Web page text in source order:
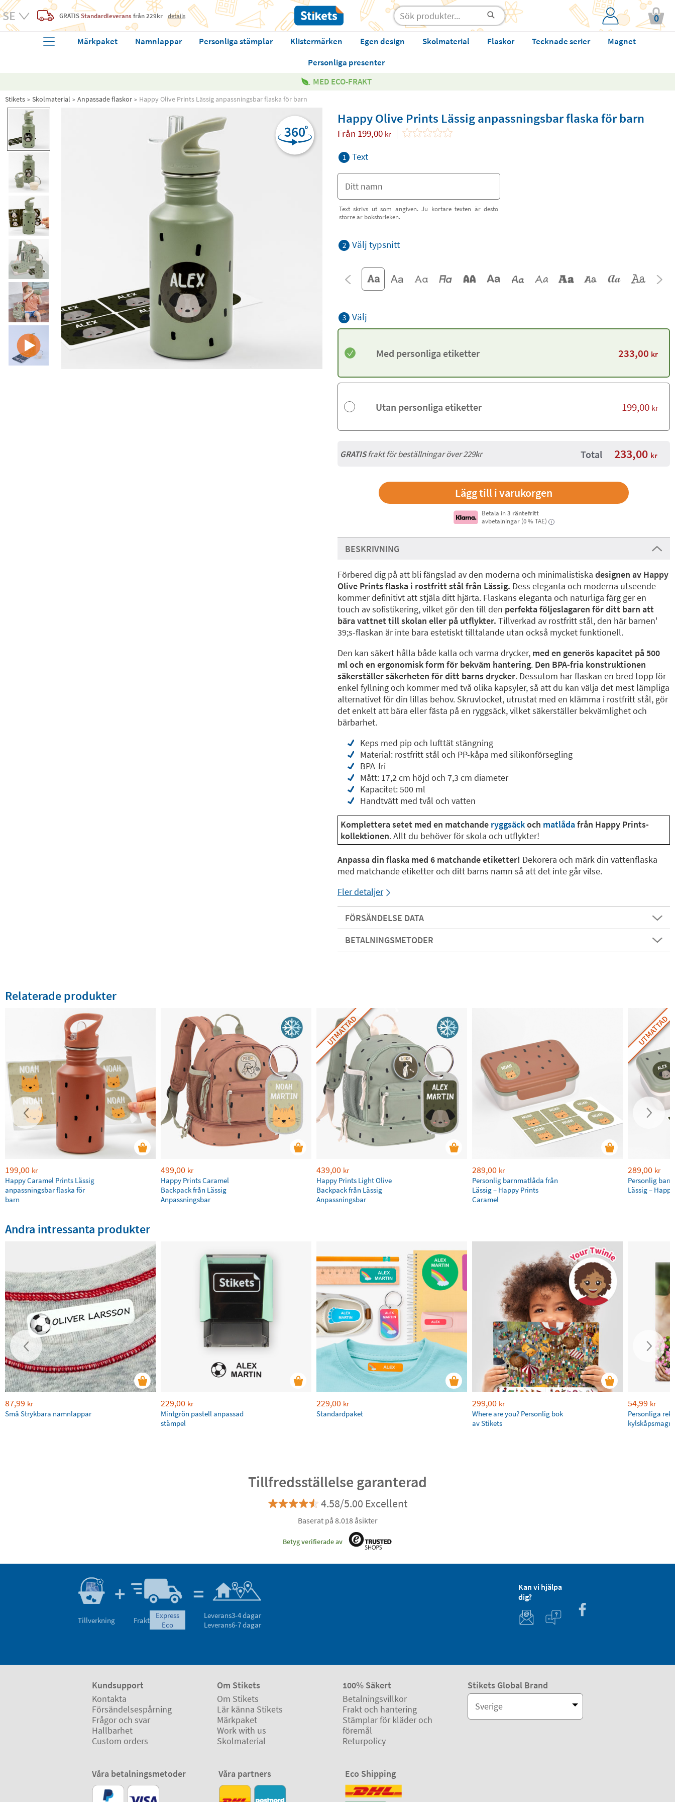
GRATIS Standardleveransfrån 229kr details 0
Märkpaket Namnlappar Personliga stämplar Klistermärken Egen design Skolmaterial Flaskor Tecknade serier
Magnet
Personliga presenter
MED ECO-FRAKT
Stikets Skolmaterial Anpassade flaskor Happy Olive Prints Lässig anpassningsbar flaska för barn
Happy Olive Prints Lässig anpassningsbar flaska för barn
Från 199,00 kr
1 Text
Text skrivs ut som angiven. Ju kortare texten är desto
större är bokstorleken.
2 Välj typsnitt
3 Välj
Med personliga etiketter 233,00 kr
Utan personliga etiketter 199,00 kr
GRATISfrakt för beställningar över 229kr Total 233,00 kr
Betala in 3 räntefritt
avbetalningar (0 % TAE)
i
BESKRIVNING
Förbered dig på att bli fängslad av den moderna och minimalistiska designen av Happy
Olive Prints flaska i rostfritt stål från Lässig. Dess eleganta och moderna utseende
kommer definitivt att stjäla ditt hjärta. Flaskans eleganta och naturliga färg ger en
touch av sofistikering, vilket gör den till den perfekta följeslagaren för ditt barn att
bära vattnet till skolan eller på utflykter. Tillverkad av rostfritt stål, den här barnen'
39;s-flaskan är inte bara estetiskt tilltalande utan också mycket funktionell.
Den kan säkert hålla både kalla och varma drycker, med en generös kapacitet på 500
ml och en ergonomisk form för bekväm hantering. Den BPA-fria konstruktionen
säkerställer säkerheten för ditt barns drycker. Dessutom har flaskan en bred topp för
enkel fyllning och kommer med två olika kapsyler, så att du kan välja det mest lämpliga
alternativet för din lillas behov. Skruvlocket, utrustat med en klämma i rostfritt stål, gör
det enkelt att bära eller fästa på en ryggsäck, vilket säkerställer bekvämlighet och
bärbarhet.
Keps med pip och lufttät stängning
Material: rostfritt stål och PP-kåpa med silikonförsegling
BPA-fri
Mått: 17,2 cm höjd och 7,3 cm diameter
Kapacitet: 500 ml
Handtvätt med tvål och vatten
Komplettera setet med en matchande ryggsäckoch matlådafrån Happy Prints-
kollektionen. Allt du behöver för skola och utflykter!
Anpassa din flaska med 6 matchande etiketter! Dekorera och märk din vattenflaska
med matchande etiketter och ditt barns namn så att det inte går vilse.
Fler detaljer
FÖRSÄNDELSE DATA
BETALNINGSMETODER
Relaterade produkter
199,00 kr
Happy Caramel Prints Lässig
anpassningsbar flaska för
barn
499,00 kr
Happy Prints Caramel
Backpack från Lässig
Anpassningsbar
UTMATTAD
439,00 kr
Happy Prints Light Olive
Backpack från Lässig
Anpassningsbar
289,00 kr
Personlig barnmatlåda från
Lässig – Happy Prints
Caramel
UTMATTAD
289,00 kr
Personlig
Lässig –
Andra intressanta produkter
87,99 kr
Små Strykbara namnlappar
229,00 kr
Mintgrön pastell anpassad
stämpel
229,00 kr
Standardpaket
299,00 kr
Where are you? Personlig bok
av Stikets
54,99 kr
Personliga
Tillfredsställelse garanterad
4.58/5.00 Excellent
Baserat på 8.018 åsikter
Betyg verifierade av
Tillverkning Frakt
express
eco
Leverans3-4 dagar
Leverans6-7 dagar
Kan vi hjälpa
dig?
Kundsupport
Kontakta
Försändelsespårning
Frågor och svar
Hallbarhet
Custom orders
Om Stikets
Om Stikets
Lär känna Stikets
Märkpaket
Work with us
Skolmaterial
100% Säkert
Betalningsvillkor
Frakt och hantering
Stämplar för kläder och
föremål
Returpolicy
Stikets Global Brand
Sverige
Våra betalningsmetoder Våra partners Eco Shipping